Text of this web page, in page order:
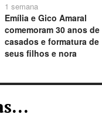
1 semana
Emília e Gico Amaral
comemoram 30 anos de
casados e formatura de
seus filhos e nora